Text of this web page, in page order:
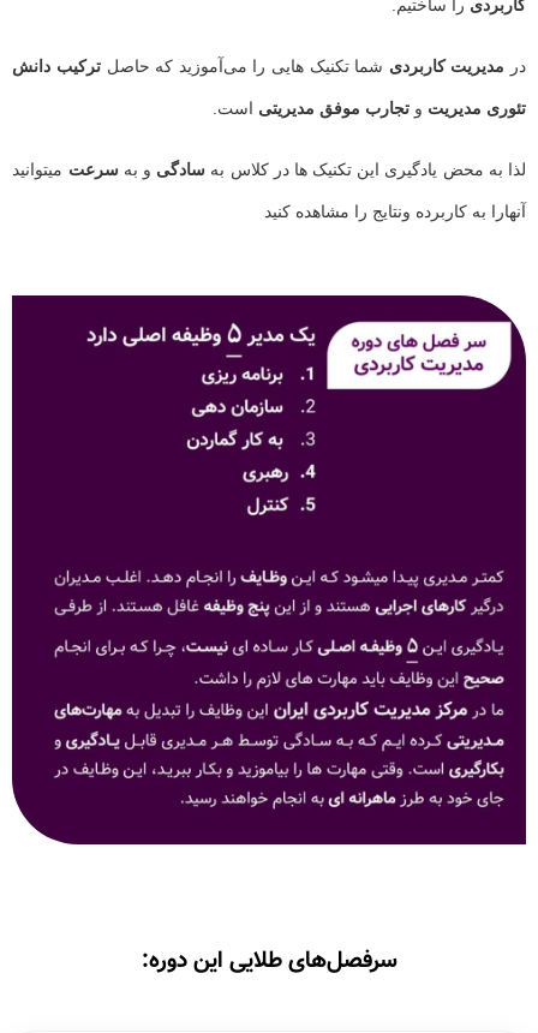
کاربردی را ساختیم.
در مدیریت کاربردی شما تکنیک هایی را می‌آموزید که حاصل ترکیب دانش
تئوری مدیریت و تجارب موفق مدیریتی است.
لذا به محض یادگیری این تکنیک ها در کلاس به سادگی و بهسرعت میتوانید
آنهارا به کاربرده ونتایج را مشاهده کنید
سرفصل‌های طلایی این دوره: